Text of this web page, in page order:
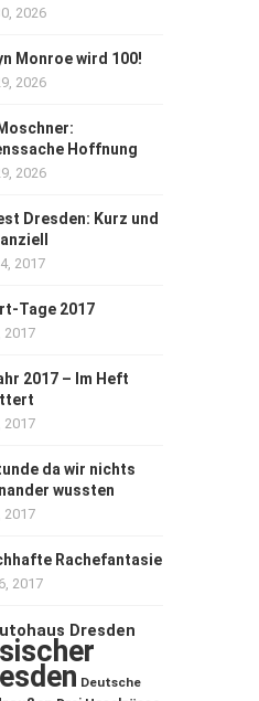
2026
Monroe wird 100!
2026
Hoffnung
2026
Dresden: Kurz und
2017
Tage 2017
2017
2017 – Im Heft
2017
da wir nichts
wussten
2017
Rachefantasie
2017
Dresden
Deutsche